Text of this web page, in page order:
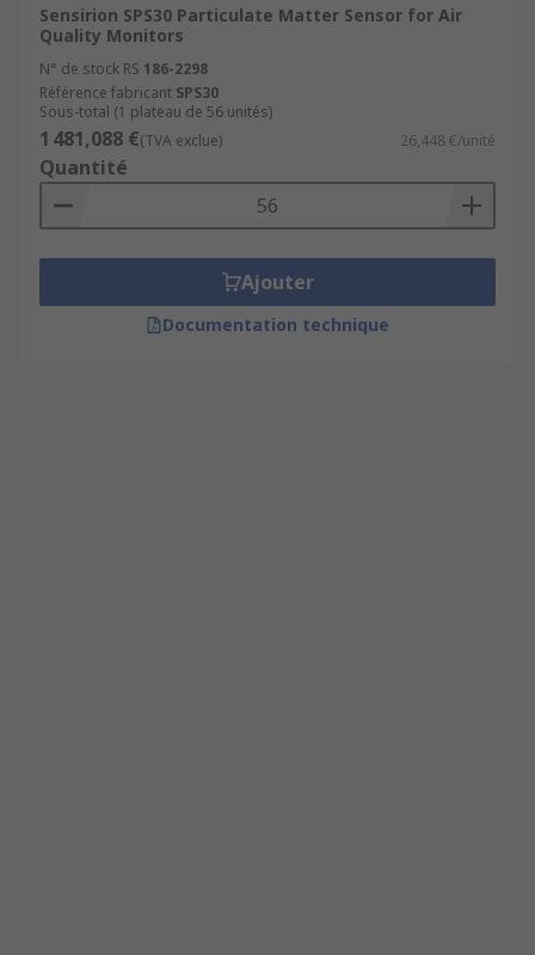
Sensirion SPS30 Particulate Matter Sensor for Air
Quality Monitors
N° de stock RS 186-2298
Référence fabricant SPS30
Sous-total (1 plateau de 56 unités)
1 481,088 €(TVA exclue) 26,448 €/unité
Quantité
Ajouter
Documentation technique